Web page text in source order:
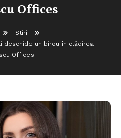
Offices
Stiri
deschide un birou în clădirea
Offices